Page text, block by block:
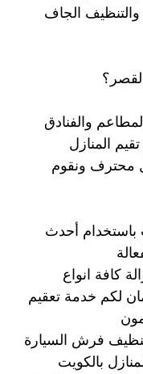
الجاف
والفنادق
المنازل
محترف ونقوم
باستخدام أحدث
كافة انواع
لكم خدمة تعقيم
فرش السيارة
بالكويت